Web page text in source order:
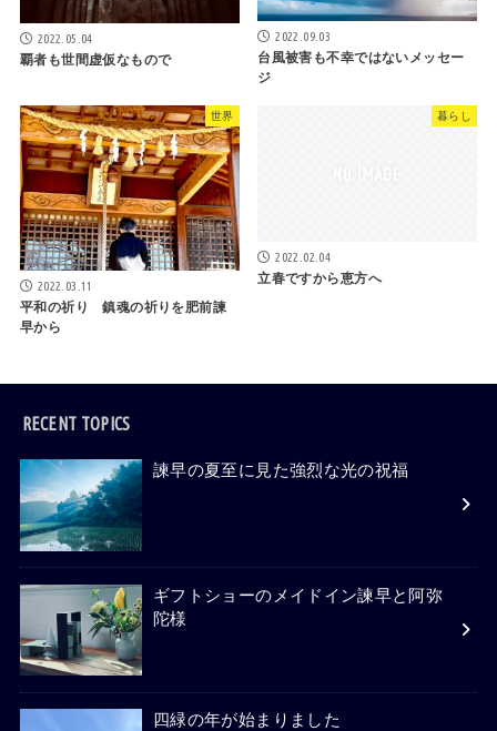
2022.05.04
覇者も世間虚仮なもので
2022.09.03
台風被害も不幸ではないメッセー
ジ
世界
2022.03.11
平和の祈り 鎮魂の祈りを肥前諫
早から
暮らし
2022.02.04
立春ですから恵方へ
RECENT TOPICS
諫早の夏至に見た強烈な光の祝福
ギフトショーのメイドイン諫早と阿弥
陀様
四緑の年が始まりました